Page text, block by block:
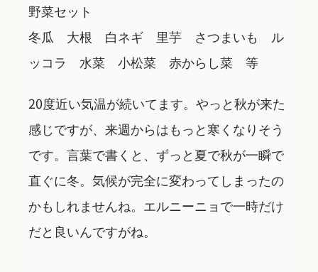
野菜セット
冬瓜 大根 白ネギ 里芋 さつまいも ル
ッコラ 水菜 小松菜 赤からし菜 等
20度近い気温が続いてます。やっと秋が来た
感じですが、来週からはもっと寒くなりそう
です。言葉で書くと、ずっと夏で秋が一瞬で
直ぐに冬。気候が完全に変わってしまったの
かもしれませんね。エルニーニョで一時だけ
だと良いんですがね。